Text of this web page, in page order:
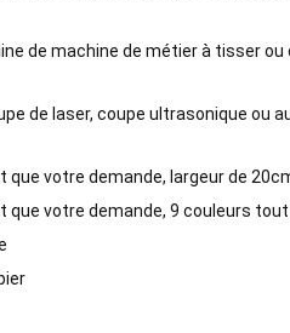
de machine de métier à tisser ou
de laser, coupe ultrasonique ou
que votre demande, largeur de
que votre demande, 9 couleurs